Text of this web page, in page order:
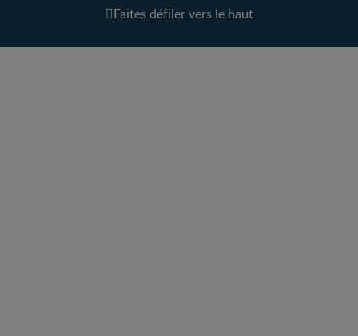
Faites défiler vers le haut